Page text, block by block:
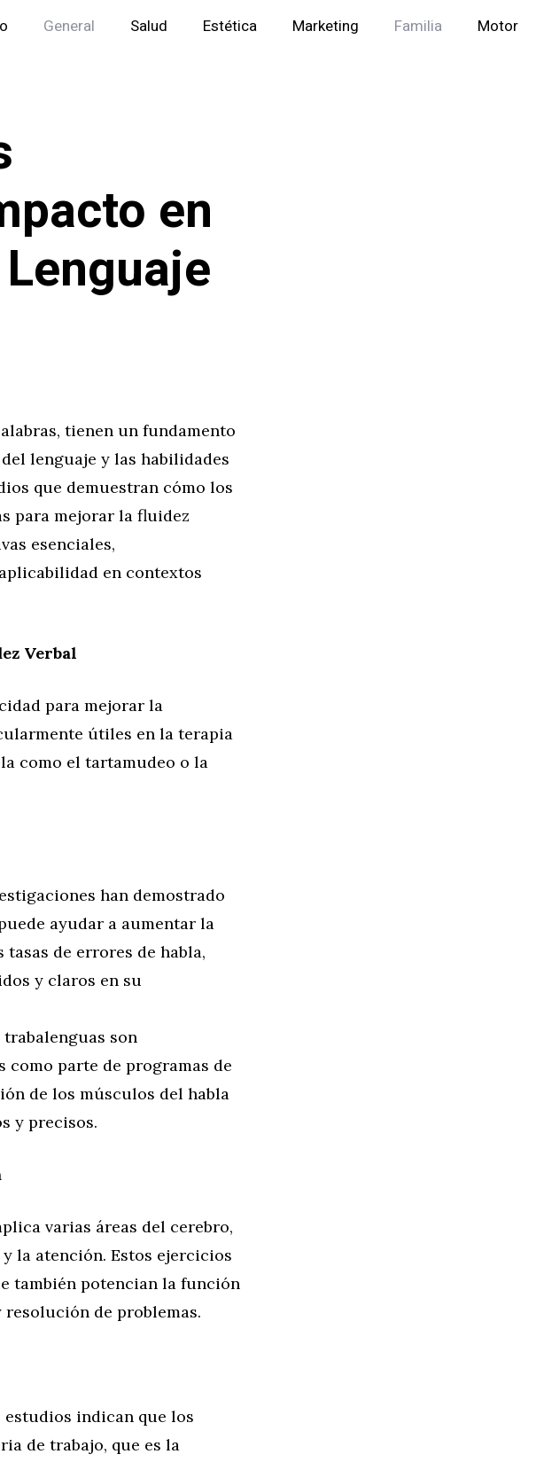
General Salud Estética Marketing Familia Motor
en
tienen un fundamento
lenguaje y las habilidades
que demuestran cómo los
para mejorar la fluidez
esenciales,
en contextos
Verbal
para mejorar la
útiles en la terapia
como el tartamudeo o la
han demostrado
ayudar a aumentar la
de errores de habla,
y claros en su
trabalenguas son
parte de programas de
de los músculos del habla
y precisos.
varias áreas del cerebro,
la atención. Estos ejercicios
también potencian la función
de problemas.
estudios indican que los
de trabajo, que es la